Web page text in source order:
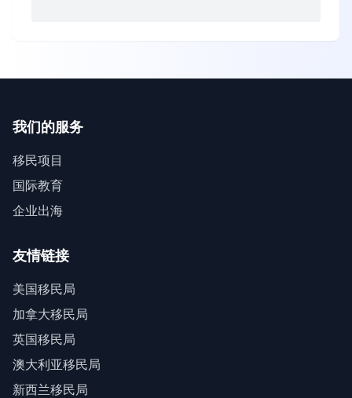
我们的服务
移民项目
国际教育
企业出海
友情链接
美国移民局
加拿大移民局
英国移民局
澳大利亚移民局
新西兰移民局